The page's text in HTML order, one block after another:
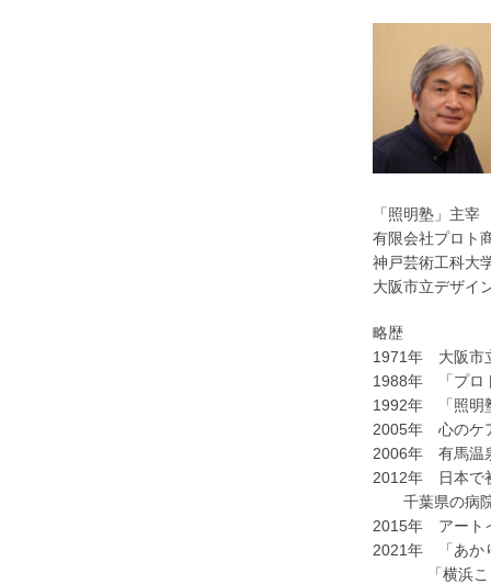
「照明塾」主
有限会社プロト
神戸芸術工科大
大阪市立デザイ
略歴
1971年 大阪市
1988年 「プロ
1992年 「照明
2005年 心のケ
2006年 有馬温
2012年 日本で
千葉県の病院
2015年 アート
2021年 「あか
「横浜こども